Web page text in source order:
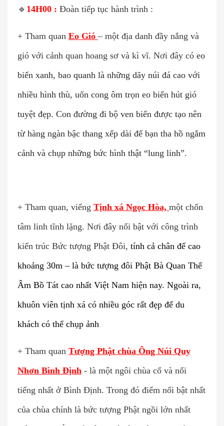
🔹 14H00 : Đoàn tiếp tục hành trình :
+ Tham quan Eo Gió – một địa danh đầy nắng và
gió với cảnh quan hoang sơ và kì vĩ. Nơi đây có eo
biển xanh, bao quanh là những dãy núi đá cao với
nhiều hình thù, uốn cong ôm trọn eo biển hút gió
tuyệt đẹp. Con đường đi bộ ven biển được tạo nên
từ hàng ngàn bậc thang xếp dài để bạn tha hồ ngắm
cảnh và chụp những bức hình thật “lung linh”.
+ Tham quan, viếng Tịnh xá Ngọc Hòa, một chốn
tâm linh tĩnh lặng. Nơi đây nổi bật với công trình
kiến trúc Bức tượng Phật Đôi, tính cả chân đế cao
khoảng 30m – là bức tượng đôi Phật Bà Quan Thế
Âm Bồ Tát cao nhất Việt Nam hiện nay. Ngoài ra,
khuôn viên tịnh xá có nhiều góc rất đẹp để du
khách có thể chụp ảnh
+ Tham quan Tượng Phật chùa Ông Núi Quy
Nhơn Bình Định - là một ngôi chùa cổ và nổi
tiếng nhất ở Bình Định. Trong đó điểm nổi bật nhất
của chùa chính là bức tượng Phật ngồi lớn nhất